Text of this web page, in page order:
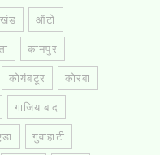
ऑटो
कानपुर
कोयंबटूर कोरबा
गाजियाबाद
गुवाहाटी